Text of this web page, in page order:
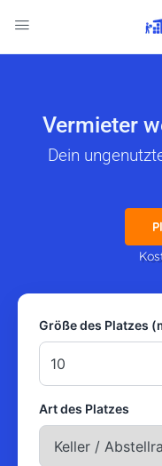
Vermieter
Dein
Größe des Platzes
Art des Platzes